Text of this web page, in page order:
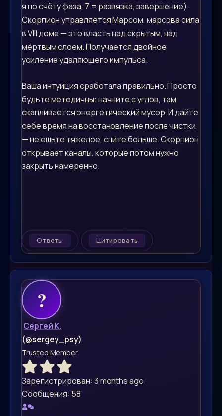
я по счёту фаза, 7 = развязка, завершение).
Скорпион управляется Марсом, марсова сила
в VIII доме — это власть над скрытым, над
мёртвым слоем. Получается двойное
усиление удаляющего импульса.
Ваша интуиция сработала правильно. Просто
будьте методичны: начните с углов, там
скапливается энергетический мусор. И дайте
себе время на восстановление после чистки
— не ешьте тяжелое, спите больше. Скорпион
открывает каналы, которые потом нужно
закрыть намеренно.
Ответы Цитировать
Сергей К.
(@sergey_psy)
Trusted Member
Зарегистрирован: 3 months ago
Сообщения: 58